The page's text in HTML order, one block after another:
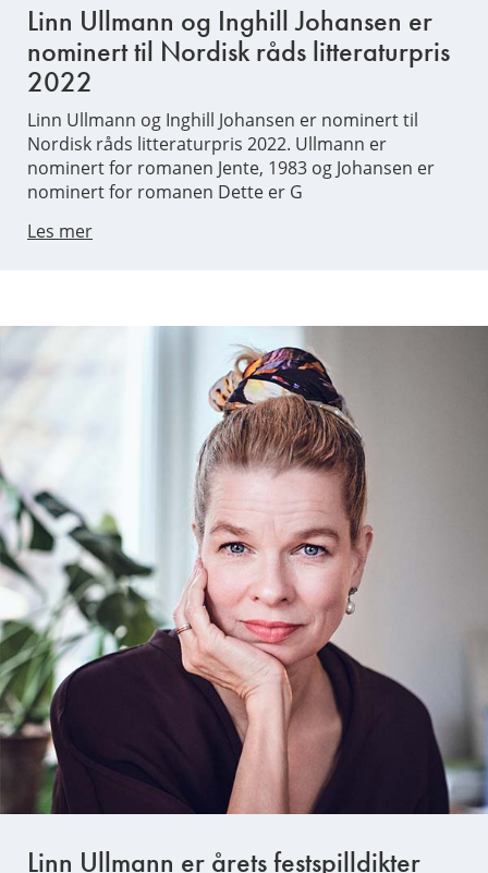
Linn Ullmann og Inghill Johansen er
nominert til Nordisk råds litteraturpris
2022
Linn Ullmann og Inghill Johansen er nominert til
Nordisk råds litteraturpris 2022. Ullmann er
nominert for romanen Jente, 1983 og Johansen er
nominert for romanen Dette er G
Les mer
Linn Ullmann er årets festspilldikter